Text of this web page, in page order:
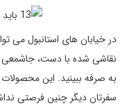
در خیابان های استانبول می
نقاشی شده با دست، جاشمعی
به صرفه ببینید. این
سفرتان دیگر چنین فرصتی